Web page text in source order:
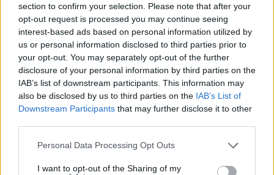
section to confirm your selection. Please note that after your
opt-out request is processed you may continue seeing
interest-based ads based on personal information utilized by
us or personal information disclosed to third parties prior to
your opt-out. You may separately opt-out of the further
disclosure of your personal information by third parties on the
IAB’s list of downstream participants. This information may
also be disclosed by us to third parties on the IAB’s List of
Downstream Participants that may further disclose it to other
Please note that this website/app uses one or more Google
not limited to your visit or usage behaviour. You may click to
Personal Data Processing Opt Outs
I want to opt-out of the Sharing of my
Διαβάζονται αυτή τη στιγμή